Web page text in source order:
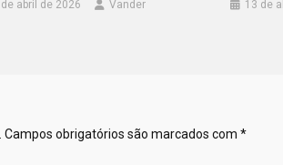
abril de 2026 Vander 13 de
Campos obrigatórios são marcados com *